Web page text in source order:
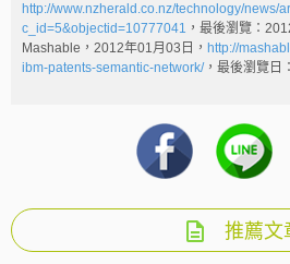
http://www.nzherald.co.nz/technology/news/
c_id=5&objectid=10777041 ，最後瀏覽：
Mashable，2012年01月03日， http://
ibm-patents-semantic-network/，最後瀏覽日
推薦文